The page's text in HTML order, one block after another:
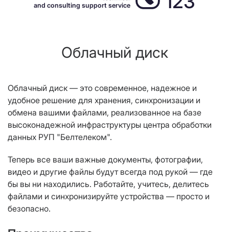
and consulting support service
Облачный диск
Облачный диск — это современное, надежное и
удобное решение для хранения, синхронизации и
обмена вашими файлами, реализованное на базе
высоконадежной инфраструктуры центра обработки
данных РУП "Белтелеком".
Теперь все ваши важные документы, фотографии,
видео и другие файлы будут всегда под рукой — где
бы вы ни находились. Работайте, учитесь, делитесь
файлами и синхронизируйте устройства — просто и
безопасно.